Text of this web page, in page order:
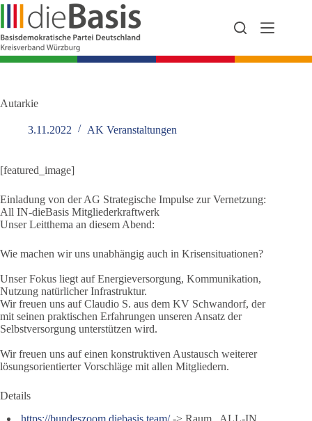
Zum
springen
Autarkie
3.11.2022 AK Veranstaltungen
[featured_image]
Einladung von der AG Strategische Impulse zur Vernetzung:
All IN-dieBasis Mitgliederkraftwerk
Unser Leitthema an diesem Abend:
Wie machen wir uns unabhängig auch in Krisensituationen?
Unser Fokus liegt auf Energieversorgung, Kommunikation,
Nutzung natürlicher Infrastruktur.
Wir freuen uns auf Claudio S. aus dem KV Schwandorf, der
mit seinen praktischen Erfahrungen unseren Ansatz der
Selbstversorgung unterstützen wird.
Wir freuen uns auf einen konstruktiven Austausch weiterer
lösungsorientierter Vorschläge mit allen Mitgliedern.
Details
https://bundeszoom.diebasis.team/-> Raum „ALL-IN